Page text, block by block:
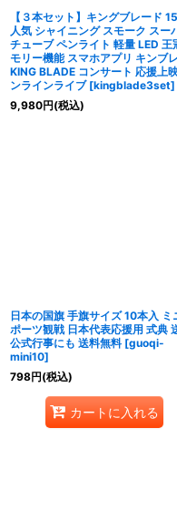
【３本セット】キングブレード
人気 シャイニング スモーク スー
チューブ ペンライト 軽量 LED 王
モリー機能 スマホアプリ キンブレ
KING BLADE コンサート 応援上
ンラインライブ [kingblade3set]
9,980円(税込)
日本の国旗 手旗サイズ 10本入 ミ
ポーツ観戦 日本代表応援用 式典
公式行事にも 送料無料 [guoqi-
mini10]
798円(税込)
カートに入れる